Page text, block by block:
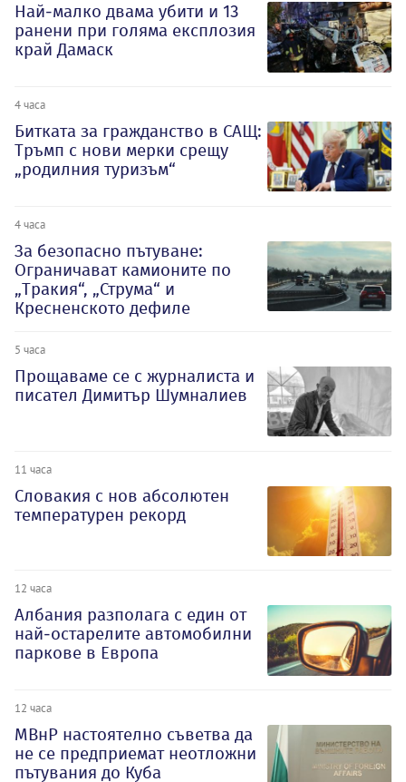
Най-малко двама убити и 13
ранени при голяма експлозия
край Дамаск
4 часа
Битката за гражданство в САЩ:
Тръмп с нови мерки срещу
„родилния туризъм“
4 часа
За безопасно пътуване:
Ограничават камионите по
„Тракия“, „Струма“ и
Кресненското дефиле
5 часа
Прощаваме се с журналиста и
писател Димитър Шумналиев
11 часа
Словакия с нов абсолютен
температурен рекорд
12 часа
Албания разполага с един от
най-остарелите автомобилни
паркове в Европа
12 часа
МВнР настоятелно съветва да
не се предприемат неотложни
пътувания до Куба